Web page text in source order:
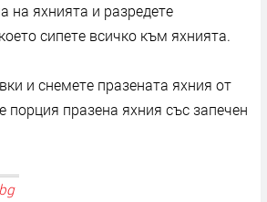
на яхнията и разредете
сипете всичко към яхнията.
и снемете празената яхния от
порция празена яхния със запечен